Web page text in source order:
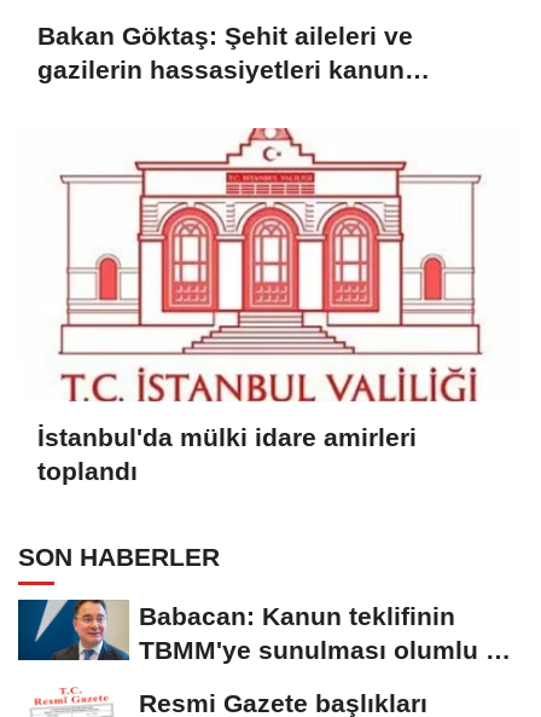
Bakan Göktaş: Şehit aileleri ve
gazilerin hassasiyetleri kanun
İstanbul'da mülki idare amirleri
toplandı
SON HABERLER
Babacan: Kanun teklifinin
TBMM'ye sunulması olumlu bir
Resmi Gazete başlıkları